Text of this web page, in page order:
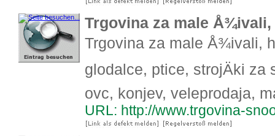
Trgovina za male Å¾ivali,
Trgovina za male Å¾ivali,
glodalce, ptice, strojÄki za
ovc, konjev, veleprodaja,
URL: http://www.trgovina-